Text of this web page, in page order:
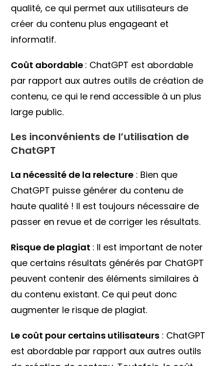
qualité, ce qui permet aux utilisateurs de
créer du contenu plus engageant et
informatif.
Coût abordable : ChatGPT est abordable
par rapport aux autres outils de création de
contenu, ce qui le rend accessible à un plus
large public.
Les inconvénients de l’utilisation de
ChatGPT
La nécessité de la relecture : Bien que
ChatGPT puisse générer du contenu de
haute qualité ! Il est toujours nécessaire de
passer en revue et de corriger les résultats.
Risque de plagiat : Il est important de noter
que certains résultats générés par ChatGPT
peuvent contenir des éléments similaires à
du contenu existant. Ce qui peut donc
augmenter le risque de plagiat.
Le coût pour certains utilisateurs : ChatGPT
est abordable par rapport aux autres outils